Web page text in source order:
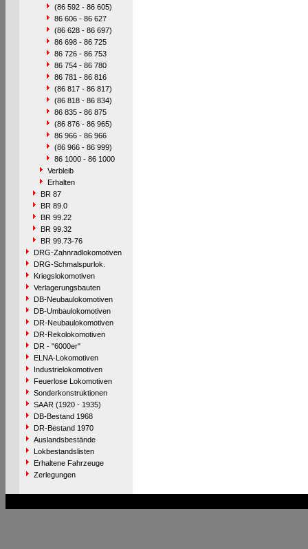
(86 592 - 86 605)
86 606 - 86 627
(86 628 - 86 697)
86 698 - 86 725
86 726 - 86 753
86 754 - 86 780
86 781 - 86 816
(86 817 - 86 817)
(86 818 - 86 834)
86 835 - 86 875
(86 876 - 86 965)
86 966 - 86 966
(86 966 - 86 999)
86 1000 - 86 1000
Verbleib
Erhalten
BR 87
BR 89.0
BR 99.22
BR 99.32
BR 99.73-76
DRG-Zahnradlokomotiven
DRG-Schmalspurlok.
Kriegslokomotiven
Verlagerungsbauten
DB-Neubaulokomotiven
DB-Umbaulokomotiven
DR-Neubaulokomotiven
DR-Rekolokomotiven
DR - "6000er"
ELNA-Lokomotiven
Industrielokomotiven
Feuerlose Lokomotiven
Sonderkonstruktionen
SAAR (1920 - 1935)
DB-Bestand 1968
DR-Bestand 1970
Auslandsbestände
Lokbestandslisten
Erhaltene Fahrzeuge
Zerlegungen